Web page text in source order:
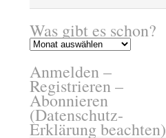
Was gibt es schon?
Was
es
schon?
Anmelden –
Registrieren –
Abonnieren
(Datenschutz-
Erklärung beachten)